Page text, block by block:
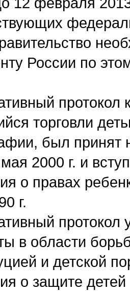
России по
протокол
торговли
был принят
2000 г. и
о правах
г.
в области
и детской
о защите детей